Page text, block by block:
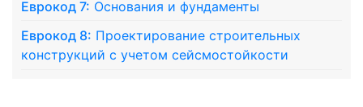
Еврокод 7: Основания и фундаменты
Еврокод 8: Проектирование строительных
конструкций с учетом сейсмостойкости